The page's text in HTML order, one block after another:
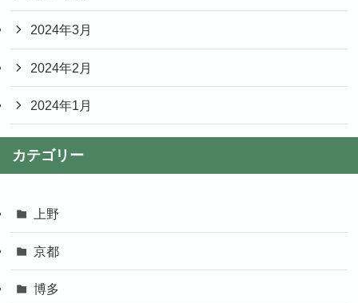
2024年3月
2024年2月
2024年1月
カテゴリー
上野
京都
博多